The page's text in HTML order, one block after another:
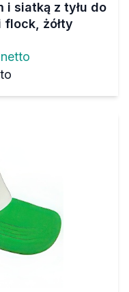
i siatką z tyłu do
żółty
netto